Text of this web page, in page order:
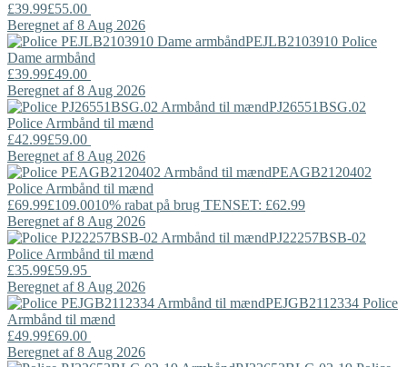
£39.99£55.00
Beregnet af 8 Aug 2026
PEJLB2103910 Police
Dame armbånd
£39.99£49.00
Beregnet af 8 Aug 2026
PJ26551BSG.02
Police Armbånd til mænd
£42.99£59.00
Beregnet af 8 Aug 2026
PEAGB2120402
Police Armbånd til mænd
£69.99£109.0010% rabat på brug TENSET: £62.99
Beregnet af 8 Aug 2026
PJ22257BSB-02
Police Armbånd til mænd
£35.99£59.95
Beregnet af 8 Aug 2026
PEJGB2112334 Police
Armbånd til mænd
£49.99£69.00
Beregnet af 8 Aug 2026